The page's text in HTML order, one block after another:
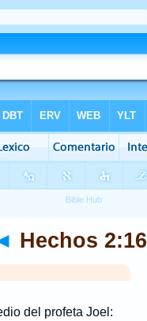
Hechos 2:16
del profeta Joel: